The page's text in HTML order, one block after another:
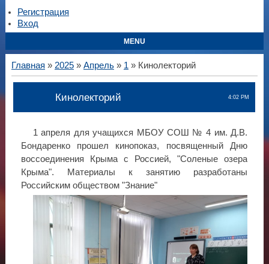
Регистрация
Вход
MENU
Главная » 2025 » Апрель » 1 » Кинолекторий
4:02 PM
Кинолекторий
1 апреля для учащихся МБОУ СОШ № 4 им. Д.В.
Бондаренко прошел кинопоказ, посвященный Дню
воссоединения Крыма с Россией, "Соленые озера
Крыма". Материалы к занятию разработаны
Российским обществом "Знание"